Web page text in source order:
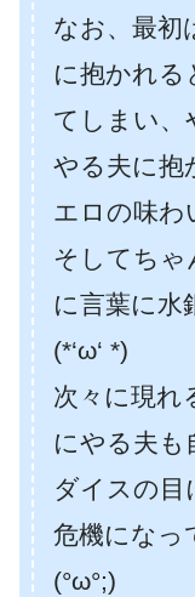
なお、最初
に抱かれる
てしまい、
やる夫に抱
エロの味わ
そしてちゃ
に言葉に水
(*‘ω‘ *)
次々に現れ
にやる夫も
ダイスの目
危機になっ
(°ω°;)